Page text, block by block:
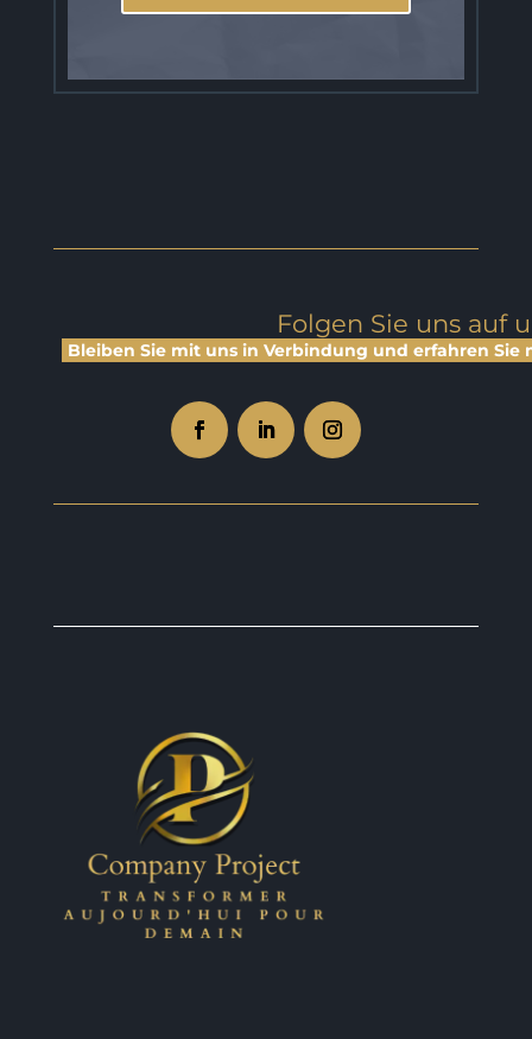
Folgen Sie uns auf
Bleiben Sie mit uns in Verbindung und erfahren